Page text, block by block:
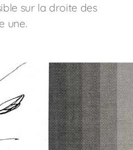
sur la droite des
une.